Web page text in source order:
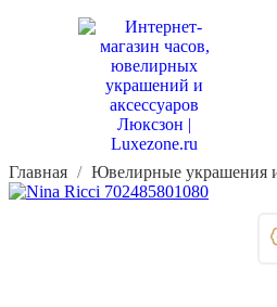
Главная Ювелирные украшения